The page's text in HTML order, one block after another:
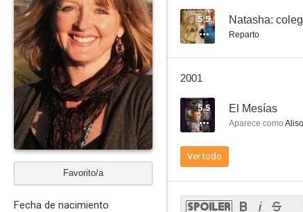
Favorito/a
Fecha de nacimiento
5.5 Natasha:
Reparto
2001
5.5 El Mesías
Aparece como
Ver todo